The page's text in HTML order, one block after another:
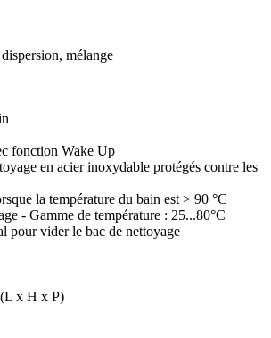
mélange
fonction Wake Up
en acier inoxydable protégés contre les
la température du bain est > 90 °C
- Gamme de température : 25...80°C
pour vider le bac de nettoyage
x H x P)